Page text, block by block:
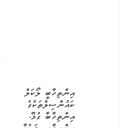
އިންތިޚާބީ ލޯކަލް
ކައުންސިލްތަކުގެ
އިންތިޚާބާ ގުޅޭ.